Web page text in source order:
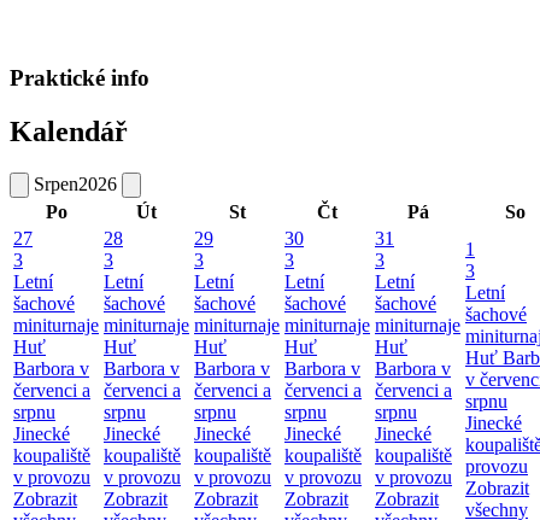
Praktické info
Kalendář
Srpen2026
Po
Út St Čt Pá
So
27
3
Letní
šachové
miniturnaje
Huť
Barbora v
červenci a
srpnu
Jinecké
koupaliště
v provozu
Zobrazit
28
3
Letní
šachové
miniturnaje
Huť
Barbora v
červenci a
srpnu
Jinecké
koupaliště
v provozu
Zobrazit
29
3
Letní
šachové
miniturnaje
Huť
Barbora v
červenci a
srpnu
Jinecké
koupaliště
v provozu
Zobrazit
30
3
Letní
šachové
miniturnaje
Huť
Barbora v
červenci a
srpnu
Jinecké
koupaliště
v provozu
Zobrazit
31
3
Letní
šachové
miniturnaje
Huť
Barbora v
červenci a
srpnu
Jinecké
koupaliště
v provozu
Zobrazit
1
3
Letní
šachové
Huť
v
srpnu
Jinecké
provozu
Zobrazit
všechny